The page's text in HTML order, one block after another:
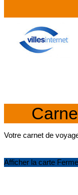
Votre carnet de
Afficher la carte